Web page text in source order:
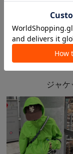
こ
ジャ